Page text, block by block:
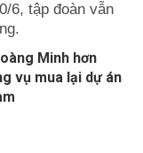
6, tập đoàn vẫn
Minh hơn
vụ mua lại dự án